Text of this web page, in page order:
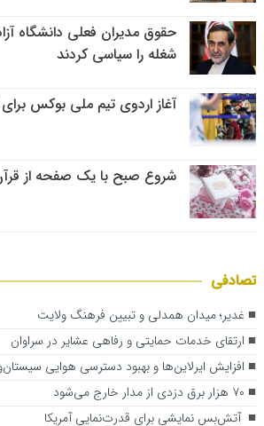
حقوق مدیران فعلی دانشگاه
شغله را سیاسی کردند
آغاز اردوی تیم ملی بوکس برای
شروع صبح با یک صفحه از
تصادفی
غدیر؛ میدان همدلی و تبیین فرهنگ ولایت
ارتقای خدمات حمایتی و رفاهی عشایر در سراوان
افزایش ایرلاین‌ها و بهبود دسترسی هوایی
۷۰ هزار برق دزدی از مدار خارج می‌شود
آتش‌بس نمایشی برای قدرت‌نمایی آمریکا